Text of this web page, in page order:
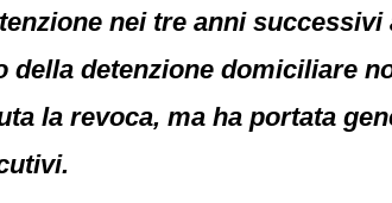
nei tre anni
della detenzione domiciliare
la revoca, ma ha portata